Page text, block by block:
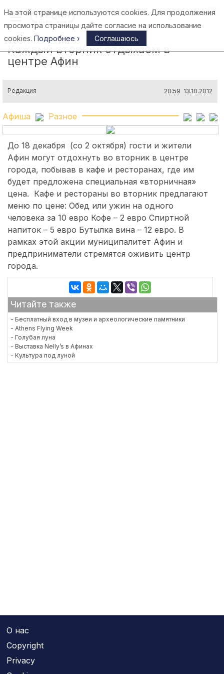
Афины
Каждый вторник отдыхаем в
центре Афин
Редакция 20:59 13.10.2012
Афиша Разное
До 18 декабря (со 2 октября) гости и жители
Афин могут отдохнуть во вторник в центре
города, побывав в кафе и ресторанах, где им
будет предложена специальная «вторничная»
цена. Кафе и рестораны во вторник предлагают
меню по цене: Обед или ужин на одного
человека за 10 евро Кофе – 2 евро Спиртной
напиток – 5 евро Бутылка вина – 12 евро. В
рамках этой акции муниципалитет Афин и
предприниматели стремятся оживить центр
города.
Читайте также
- Бесплатный вход в музеи и археологические памятники
- Athens Flying Week
- Голубая луна
- Выставка Nelly’s в Афинах
- Культура под луной
О нас
Copyright
Privacy
На этой странице используются cookies. Для продолжения
просмотра страницы дайте согласие на использование
cookies. Подробнее › Соглашаюсь